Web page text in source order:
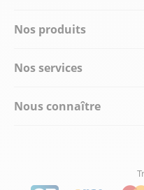
Nos produits
Nos services
Nous connaître